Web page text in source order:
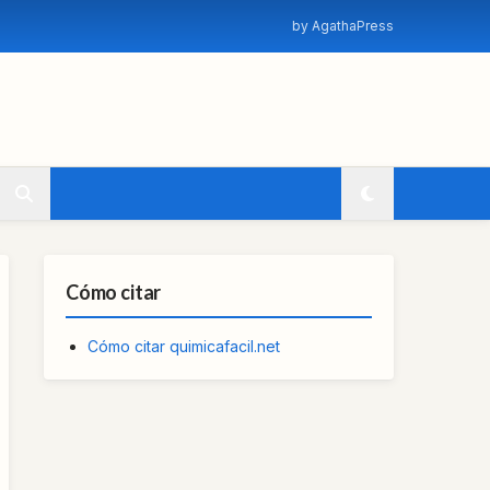
by AgathaPress
Cómo citar
Cómo citar quimicafacil.net